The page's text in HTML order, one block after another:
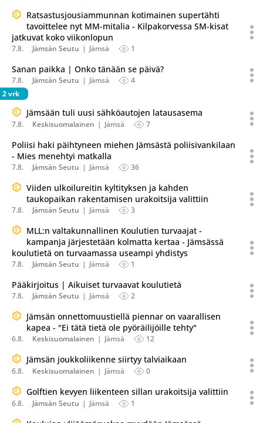
Ratsastusjousiammunnan kotimainen supertähti
tavoittelee nyt MM-mitalia - Kilpakorvessa SM-kisat
jatkuvat koko viikonlopun
7.8. Jämsän Seutu Jämsä 1
Sanan paikka | Onko tänään se päivä?
7.8. Jämsän Seutu Jämsä
4
2 vrk
Jämsään tuli uusi sähköautojen latausasema
7.8. Keskisuomalainen Jämsä 7
Poliisi haki päihtyneen miehen Jämsästä poliisivankilaan
- Mies menehtyi matkalla
7.8. Jämsän Seutu Jämsä 36
Viiden ulkoilureitin kyltityksen ja kahden
taukopaikan rakentamisen urakoitsija valittiin
7.8. Jämsän Seutu Jämsä 3
MLL:n valtakunnallinen Koulutien turvaajat -
kampanja järjestetään kolmatta kertaa - Jämsässä
koulutietä on turvaamassa useampi yhdistys
7.8. Jämsän Seutu Jämsä 1
Pääkirjoitus | Aikuiset turvaavat koulutietä
7.8. Jämsän Seutu Jämsä 2
Jämsän onnettomuustiellä piennar on vaarallisen
kapea - "Ei tätä tietä ole pyöräilijöille tehty"
6.8. Keskisuomalainen Jämsä 12
Jämsän joukkoliikenne siirtyy talviaikaan
6.8. Keskisuomalainen Jämsä 0
Golftien kevyen liikenteen sillan urakoitsija valittiin
6.8. Jämsän Seutu Jämsä 1